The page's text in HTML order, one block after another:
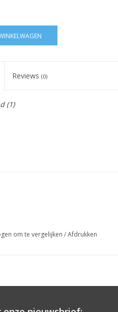
Reviews (0)
(1)
om te vergelijken /Afdrukken